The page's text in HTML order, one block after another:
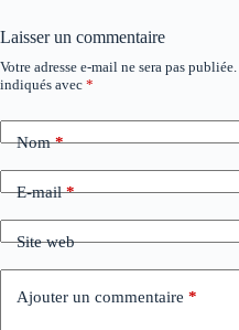
Laisser un commentaire
Votre adresse e-mail ne sera pas publiée.
indiqués avec *
Nom*
E-mail*
Site web
Ajouter un commentaire *
A
l
r
n
a
v
e